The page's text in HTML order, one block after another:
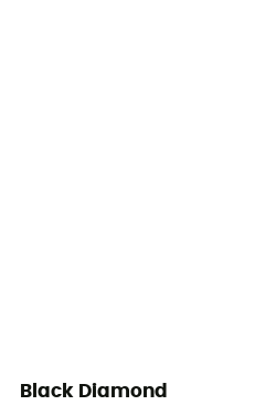
Black Diamond